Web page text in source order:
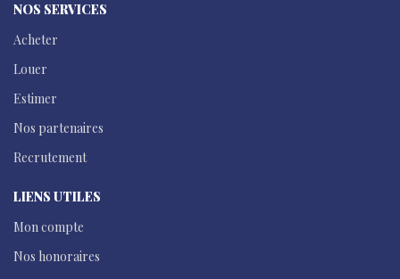
NOS SERVICES
Acheter
Louer
Estimer
Nos partenaires
Recrutement
LIENS UTILES
Mon compte
Nos honoraires